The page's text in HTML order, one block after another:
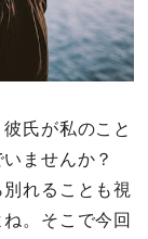
氏が私のこと
ませんか？
れることも視
。そこで今回